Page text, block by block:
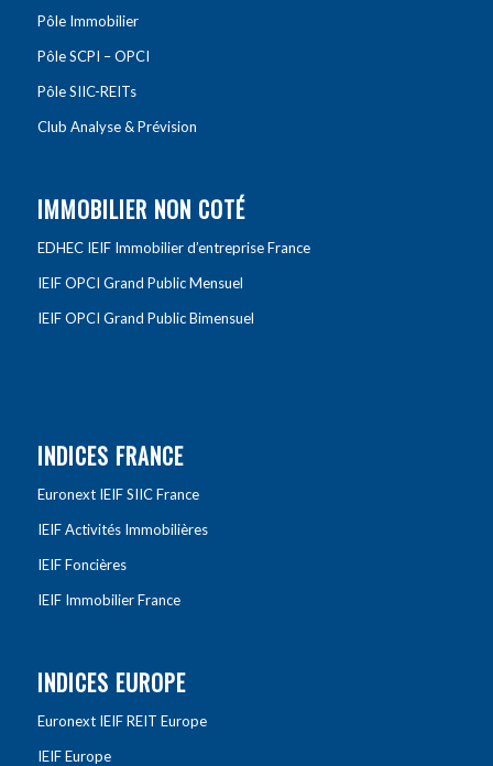
Pôle Immobilier
Pôle SCPI – OPCI
Pôle SIIC-REITs
Club Analyse & Prévision
IMMOBILIER NON COTÉ
EDHEC IEIF Immobilier d’entreprise France
IEIF OPCI Grand Public Mensuel
IEIF OPCI Grand Public Bimensuel
INDICES FRANCE
Euronext IEIF SIIC France
IEIF Activités Immobilières
IEIF Foncières
IEIF Immobilier France
INDICES EUROPE
Euronext IEIF REIT Europe
IEIF Europe